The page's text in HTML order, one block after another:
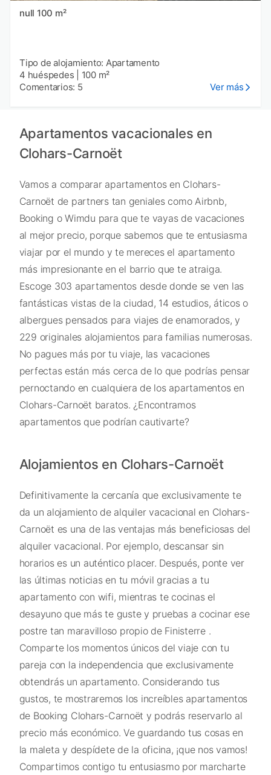
null 100 m²
Tipo de alojamiento: Apartamento
4 huéspedes
100 m²
Comentarios: 5
Ver más
Apartamentos vacacionales en
Clohars-Carnoët
Vamos a comparar apartamentos en Clohars-
Carnoët de partners tan geniales como Airbnb,
Booking o Wimdu para que te vayas de vacaciones
al mejor precio, porque sabemos que te entusiasma
viajar por el mundo y te mereces el apartamento
más impresionante en el barrio que te atraiga.
Escoge 303 apartamentos desde donde se ven las
fantásticas vistas de la ciudad, 14 estudios, áticos o
albergues pensados para viajes de enamorados, y
229 originales alojamientos para familias numerosas.
No pagues más por tu viaje, las vacaciones
perfectas están más cerca de lo que podrías pensar
pernoctando en cualquiera de los apartamentos en
Clohars-Carnoët baratos. ¿Encontramos
apartamentos que podrían cautivarte?
Alojamientos en Clohars-Carnoët
Definitivamente la cercanía que exclusivamente te
da un alojamiento de alquiler vacacional en Clohars-
Carnoët es una de las ventajas más beneficiosas del
alquiler vacacional. Por ejemplo, descansar sin
horarios es un auténtico placer. Después, ponte ver
las últimas noticias en tu móvil gracias a tu
apartamento con wifi, mientras te cocinas el
desayuno que más te guste y pruebas a cocinar ese
postre tan maravilloso propio de Finisterre .
Comparte los momentos únicos del viaje con tu
pareja con la independencia que exclusivamente
obtendrás un apartamento. Considerando tus
gustos, te mostraremos los increíbles apartamentos
de Booking Clohars-Carnoët y podrás reservarlo al
precio más económico. Ve guardando tus cosas en
la maleta y despídete de la oficina, ¡que nos vamos!
Compartimos contigo tu entusiasmo por marcharte